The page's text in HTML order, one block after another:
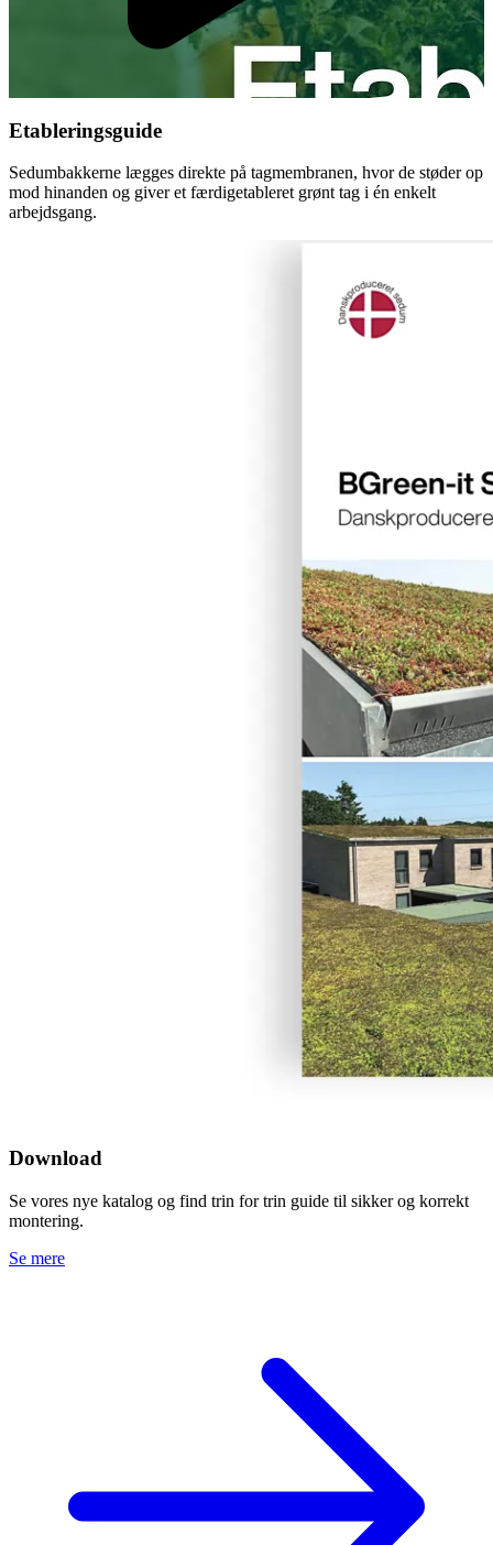
Etableringsguide
Sedumbakkerne lægges direkte på tagmembranen, hvor de støder op
mod hinanden og giver et færdigetableret grønt tag i én enkelt
arbejdsgang.
Download
Se vores nye katalog og find trin for trin guide til sikker og korrekt
montering.
Se mere